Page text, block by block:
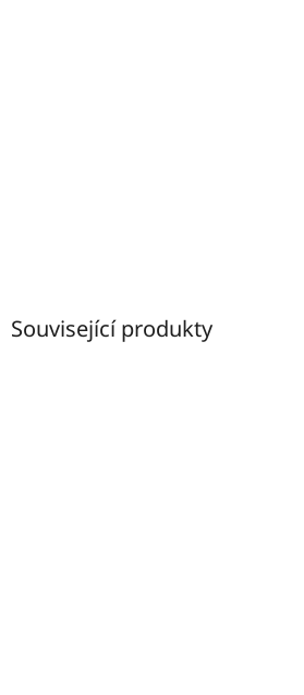
Související produkty